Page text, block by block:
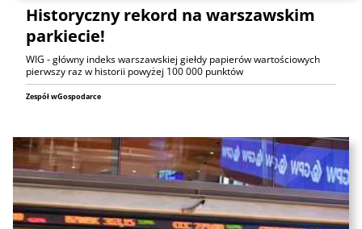
Historyczny rekord na warszawskim
parkiecie!
WIG - główny indeks warszawskiej giełdy papierów wartościowych
pierwszy raz w historii powyżej 100 000 punktów
Zespół wGospodarce